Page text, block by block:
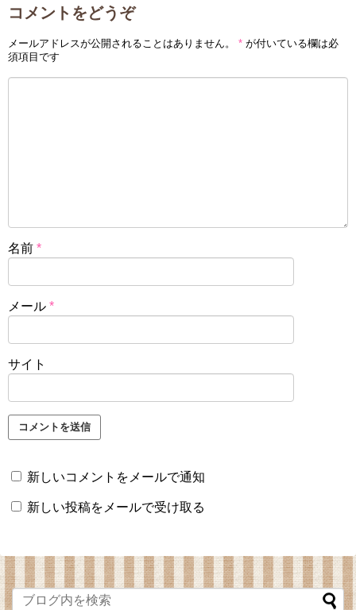
コメントをどうぞ
メールアドレスが公開されることはありません。 * が付いている欄は必
須項目です
名前 *
メール *
サイト
新しいコメントをメールで通知
新しい投稿をメールで受け取る